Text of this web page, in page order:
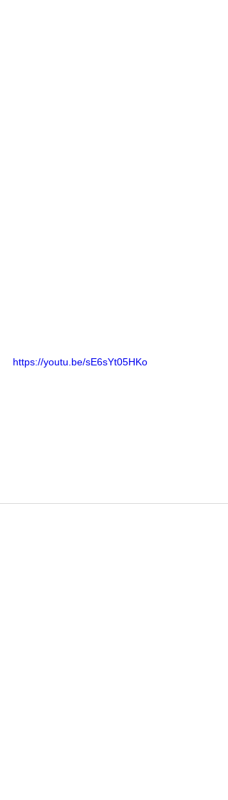
https://youtu.be/sE6sYt05HKo